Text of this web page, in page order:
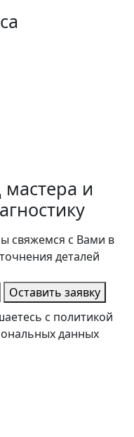
и
свяжемся с Вами в
деталей
Оставить заявку
с политикой
данных